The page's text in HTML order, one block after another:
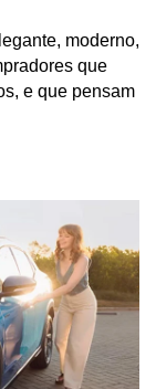
moderno,
que
e que pensam